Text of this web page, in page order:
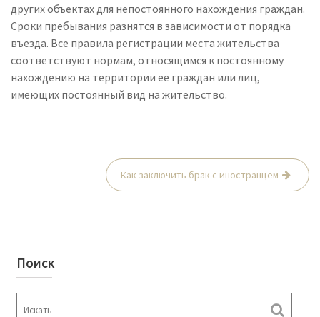
других объектах для непостоянного нахождения граждан.
Сроки пребывания разнятся в зависимости от порядка
въезда. Все правила регистрации места жительства
соответствуют нормам, относящимся к постоянному
нахождению на территории ее граждан или лиц,
имеющих постоянный вид на жительство.
г
а
Как заключить брак с иностранцем
Поиск